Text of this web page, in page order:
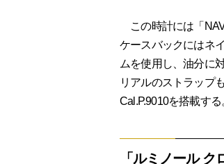
この時計には「
ケースバックにはネ
ムを使用し、油分に
リアルのストラップ
Cal.P.9010を搭載す
「ルミノール